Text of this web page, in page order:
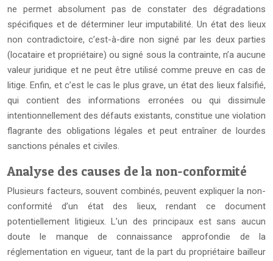
ne permet absolument pas de constater des dégradations
spécifiques et de déterminer leur imputabilité. Un état des lieux
non contradictoire, c’est-à-dire non signé par les deux parties
(locataire et propriétaire) ou signé sous la contrainte, n’a aucune
valeur juridique et ne peut être utilisé comme preuve en cas de
litige. Enfin, et c’est le cas le plus grave, un état des lieux falsifié,
qui contient des informations erronées ou qui dissimule
intentionnellement des défauts existants, constitue une violation
flagrante des obligations légales et peut entraîner de lourdes
sanctions pénales et civiles.
Analyse des causes de la non-conformité
Plusieurs facteurs, souvent combinés, peuvent expliquer la non-
conformité d’un état des lieux, rendant ce document
potentiellement litigieux. L’un des principaux est sans aucun
doute le manque de connaissance approfondie de la
réglementation en vigueur, tant de la part du propriétaire bailleur